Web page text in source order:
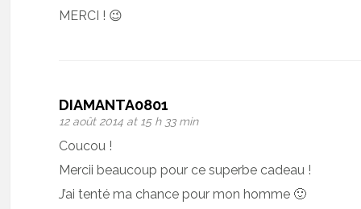
MERCI ! 😉
DIAMANTA0801
12 août 2014 at 15 h 33 min
Coucou !
Mercii beaucoup pour ce superbe cadeau !
J’ai tenté ma chance pour mon homme 🙂